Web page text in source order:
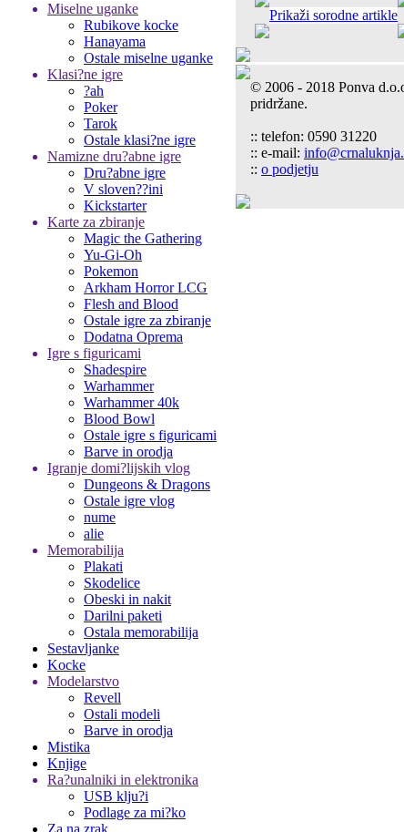
Miselne uganke
Rubikove kocke
Hanayama
Ostale miselne uganke
Klasi?ne igre
?ah
Poker
Tarok
Ostale klasi?ne igre
Namizne dru?abne igre
Dru?abne igre
V sloven??ini
Kickstarter
Karte za zbiranje
Magic the Gathering
Yu-Gi-Oh
Pokemon
Arkham Horror LCG
Flesh and Blood
Ostale igre za zbiranje
Dodatna Oprema
Igre s figuricami
Shadespire
Warhammer
Warhammer 40k
Blood Bowl
Ostale igre s figuricami
Barve in orodja
Igranje domi?lijskih vlog
Dungeons & Dragons
Ostale igre vlog
nume
alie
Memorabilija
Plakati
Skodelice
Obeski in nakit
Darilni paketi
Ostala memorabilija
Sestavljanke
Kocke
Modelarstvo
Revell
Ostali modeli
Barve in orodja
Mistika
Knjige
Ra?unalniki in elektronika
USB klju?i
Podlage za mi?ko
Za na zrak
Prikaži sorodne artikle
© 2006 - 2018 Ponva
pridržane.
:: telefon: 0590 31220
:: e-mail:
:: o podjetju